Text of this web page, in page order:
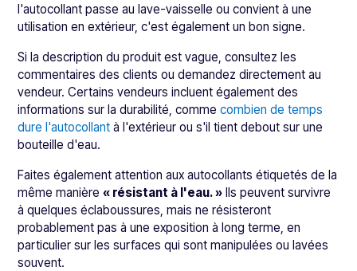
l'autocollant passe au lave-vaisselle ou convient à une
utilisation en extérieur, c'est également un bon signe.
Si la description du produit est vague, consultez les
commentaires des clients ou demandez directement au
vendeur. Certains vendeurs incluent également des
informations sur la durabilité, commecombien de temps
dure l'autocollant à l'extérieur ou s'il tient debout sur une
bouteille d'eau.
Faites également attention aux autocollants étiquetés de la
même manière« résistant à l'eau. » Ils peuvent survivre
à quelques éclaboussures, mais ne résisteront
probablement pas à une exposition à long terme, en
particulier sur les surfaces qui sont manipulées ou lavées
souvent.